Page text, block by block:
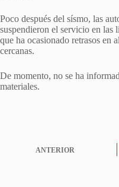
Poco después del sísmo, las
suspendieron el servicio en las
que ha ocasionado retrasos en
cercanas.
De momento, no se ha
materiales.
ANTERIOR